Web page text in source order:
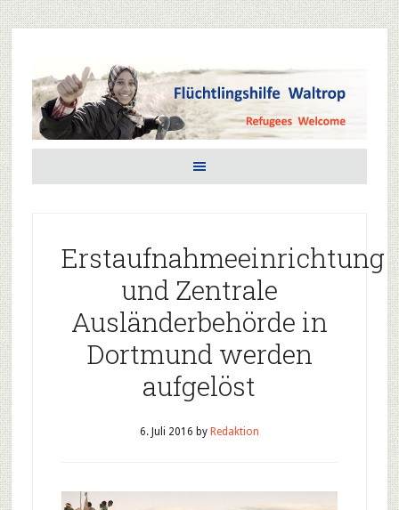
Erstaufnahmeeinrichtung
und Zentrale
Ausländerbehörde in
Dortmund werden
aufgelöst
6. Juli 2016 by Redaktion